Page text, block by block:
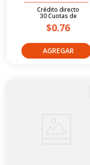
Crédito directo
30Cuotas de
$0.76